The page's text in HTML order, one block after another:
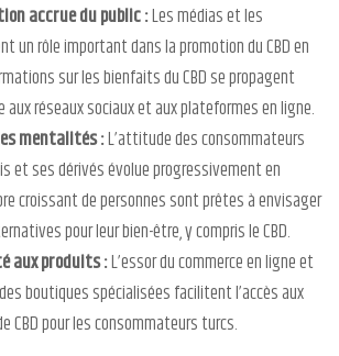
accrue du public :Les médias et les
un rôle important dans la promotion du CBD en
sur les bienfaits du CBD se propagent
aux réseaux sociaux et aux plateformes en ligne.
mentalités :L’attitude des consommateurs
et ses dérivés évolue progressivement en
croissant de personnes sont prêtes à envisager
pour leur bien-être, y compris le CBD.
aux produits :L’essor du commerce en ligne et
boutiques spécialisées facilitent l’accès aux
CBD pour les consommateurs turcs.